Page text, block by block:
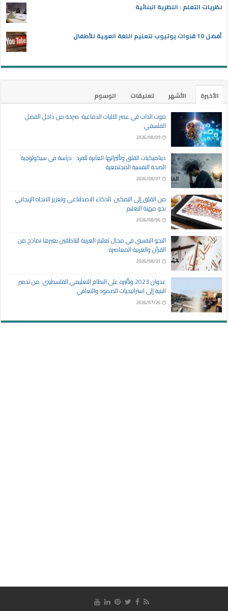
نظريات التعلم : النظرية البنائية
أفضل 10 قنوات يوتيوب لتعليم اللغة العربية للأطفال
الأخيرة الأشهر تعليقات
الوسوم
موت الذات في عصر الآليات الدماغية: صرخة من داخل الفصل
الفلسفي
2026/08/09
ديناميكيات القلق وتأثيراتها العابرة للفرد : دراسة في سيكولوجية
الصحة النفسية المجتمعية
2026/08/07
من القلق إلى التمكين: الذكاء الاصطناعي وتعزيز الاتجاه الإيجابي
نحو مهنة التعليم
2026/08/06
النحو النفسي في مجال تعليم العربية للناطقين بغيرها نماذج من
القرآن والعربية المعاصرة
2026/08/01
عدوان 2023 وتأثيره على النظام التعليمي الفلسطيني: من تدمير
البنية إلى استراتيجيات الصمود والتعافي
2026/07/26